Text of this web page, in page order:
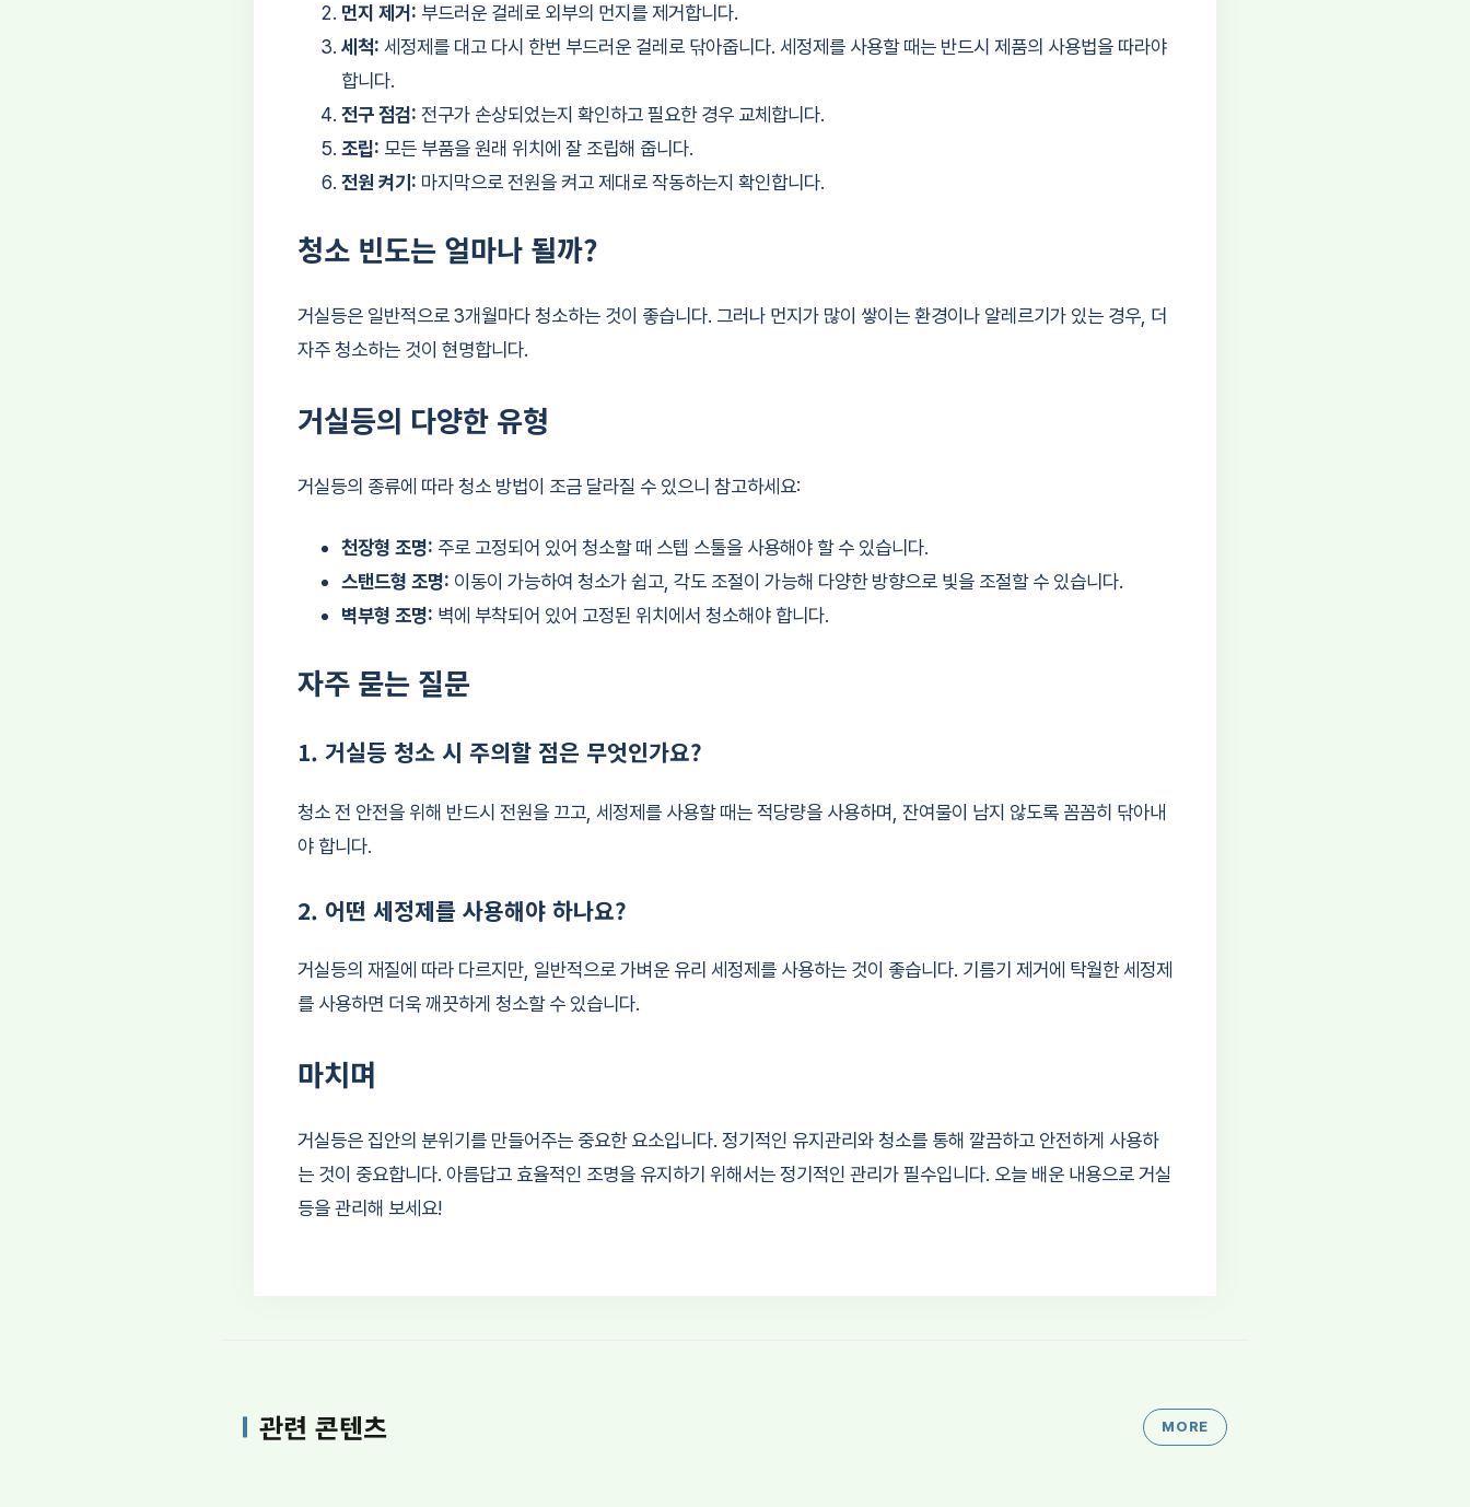
먼지 제거: 부드러운 걸레로 외부의 먼지를 제거합니다.
세척: 세정제를 대고 다시 한번 부드러운 걸레로 닦아줍니다. 세정제를 사용할 때는 반드시 제품의 사용법을 따라야
합니다.
전구 점검: 전구가 손상되었는지 확인하고 필요한 경우 교체합니다.
조립: 모든 부품을 원래 위치에 잘 조립해 줍니다.
전원 켜기: 마지막으로 전원을 켜고 제대로 작동하는지 확인합니다.
청소 빈도는 얼마나 될까?
거실등은 일반적으로 3개월마다 청소하는 것이 좋습니다. 그러나 먼지가 많이 쌓이는 환경이나 알레르기가 있는 경우, 더
자주 청소하는 것이 현명합니다.
거실등의 다양한 유형
거실등의 종류에 따라 청소 방법이 조금 달라질 수 있으니 참고하세요:
천장형 조명: 주로 고정되어 있어 청소할 때 스텝 스툴을 사용해야 할 수 있습니다.
스탠드형 조명: 이동이 가능하여 청소가 쉽고, 각도 조절이 가능해 다양한 방향으로 빛을 조절할 수 있습니다.
벽부형 조명: 벽에 부착되어 있어 고정된 위치에서 청소해야 합니다.
자주 묻는 질문
1. 거실등 청소 시 주의할 점은 무엇인가요?
청소 전 안전을 위해 반드시 전원을 끄고, 세정제를 사용할 때는 적당량을 사용하며, 잔여물이 남지 않도록 꼼꼼히 닦아내
야 합니다.
2. 어떤 세정제를 사용해야 하나요?
거실등의 재질에 따라 다르지만, 일반적으로 가벼운 유리 세정제를 사용하는 것이 좋습니다. 기름기 제거에 탁월한 세정제
를 사용하면 더욱 깨끗하게 청소할 수 있습니다.
마치며
거실등은 집안의 분위기를 만들어주는 중요한 요소입니다. 정기적인 유지관리와 청소를 통해 깔끔하고 안전하게 사용하
는 것이 중요합니다. 아름답고 효율적인 조명을 유지하기 위해서는 정기적인 관리가 필수입니다. 오늘 배운 내용으로 거실
등을 관리해 보세요!
관련 콘텐츠 MORE